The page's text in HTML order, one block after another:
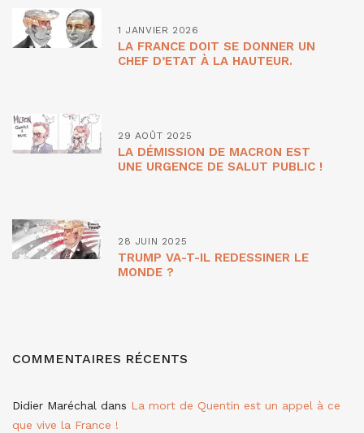
1 JANVIER 2026
LA FRANCE DOIT SE DONNER UN
CHEF D’ETAT À LA HAUTEUR.
29 AOÛT 2025
LA DÉMISSION DE MACRON EST
UNE URGENCE DE SALUT PUBLIC !
28 JUIN 2025
TRUMP VA-T-IL REDESSINER LE
MONDE ?
COMMENTAIRES RÉCENTS
Didier Maréchal dans La mort de Quentin est un appel à ce
que vive la France !